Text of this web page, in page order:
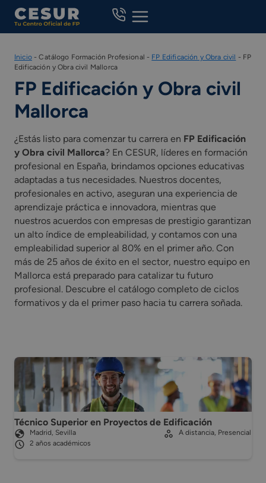
Skip
content
Inicio-Catálogo Formación Profesional - FP Edificación y Obra civil - FP
Edificación y Obra civil Mallorca
FP Edificación y Obra civil
Mallorca
¿Estás listo para comenzar tu carrera en FP Edificación
y Obra civil Mallorca? En CESUR, líderes en formación
profesional en España, brindamos opciones educativas
adaptadas a tus necesidades. Nuestros docentes,
profesionales en activo, aseguran una experiencia de
aprendizaje práctica e innovadora, mientras que
nuestros acuerdos con empresas de prestigio garantizan
un alto índice de empleabilidad, y contamos con una
empleabilidad superior al 80% en el primer año. Con
más de 25 años de éxito en el sector, nuestro equipo en
Mallorca está preparado para catalizar tu futuro
profesional. Descubre el catálogo completo de ciclos
formativos y da el primer paso hacia tu carrera soñada.
Técnico Superior en Proyectos de Edificación
Madrid, Sevilla
2 años académicos
A distancia, Presencial